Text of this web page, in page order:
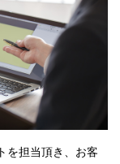
を担当頂き、お客